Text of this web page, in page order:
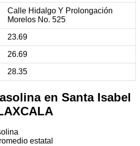
Calle Hidalgo Y Prolongación
Morelos No. 525
23.69
26.69
28.35
en Santa Isabel
estatal